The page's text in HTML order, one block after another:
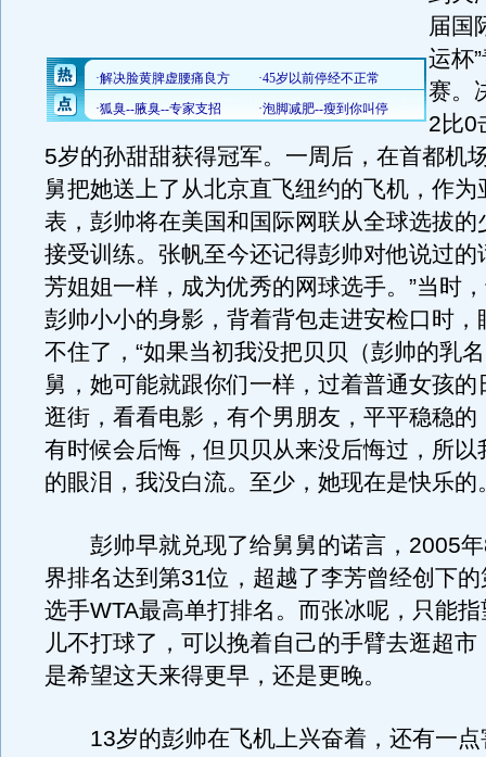
届国
运杯
赛。
2比0
5岁的孙甜甜获得冠军。一周后，在首都机
舅把她送上了从北京直飞纽约的飞机，作为
表，彭帅将在美国和国际网联从全球选拔的
接受训练。张帆至今还记得彭帅对他说过的
芳姐姐一样，成为优秀的网球选手。”当时
彭帅小小的身影，背着背包走进安检口时，
不住了，“如果当初我没把贝贝（彭帅的乳
舅，她可能就跟你们一样，过着普通女孩的
逛街，看看电影，有个男朋友，平平稳稳的
有时候会后悔，但贝贝从来没后悔过，所以
的眼泪，我没白流。至少，她现在是快乐的
彭帅早就兑现了给舅舅的诺言，2005年
界排名达到第31位，超越了李芳曾经创下
选手WTA最高单打排名。而张冰呢，只能
儿不打球了，可以挽着自己的手臂去逛超市
是希望这天来得更早，还是更晚。
13岁的彭帅在飞机上兴奋着，还有一点